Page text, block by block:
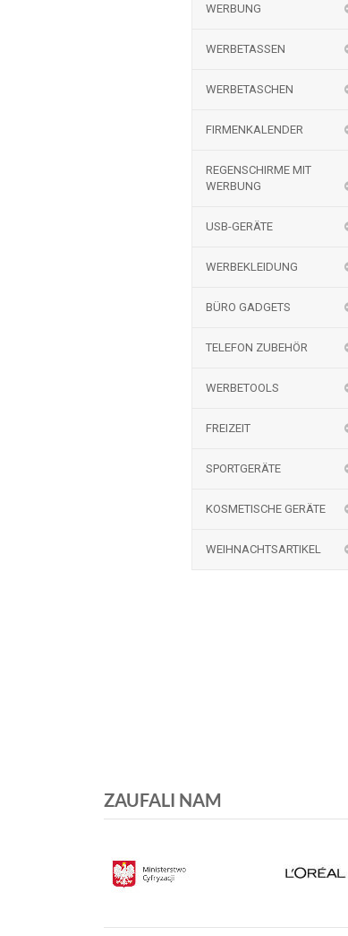
WERBUNG
WERBETASSEN
WERBETASCHEN
FIRMENKALENDER
REGENSCHIRME MIT
WERBUNG
USB-GERÄTE
WERBEKLEIDUNG
BÜRO GADGETS
TELEFON ZUBEHÖR
WERBETOOLS
FREIZEIT
SPORTGERÄTE
KOSMETISCHE GERÄTE
WEIHNACHTSARTIKEL
ZAUFALI NAM